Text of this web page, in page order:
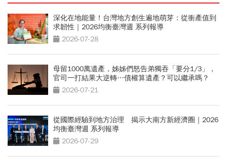
深化在地能量！台灣地方創生遍地萌芽：從衝產值到
求韌性｜2026均衡臺灣週 系列報導
2026-07-28
母留1000萬遺產，姊姊們怒告弟獨吞「要分1/3」，
官司一打結果大逆轉…債權算遺產？可以繼承嗎？
2026-07-21
從國際經驗到地方治理 揭示大南方新經濟圈｜2026
均衡臺灣週 系列報導
2026-07-29